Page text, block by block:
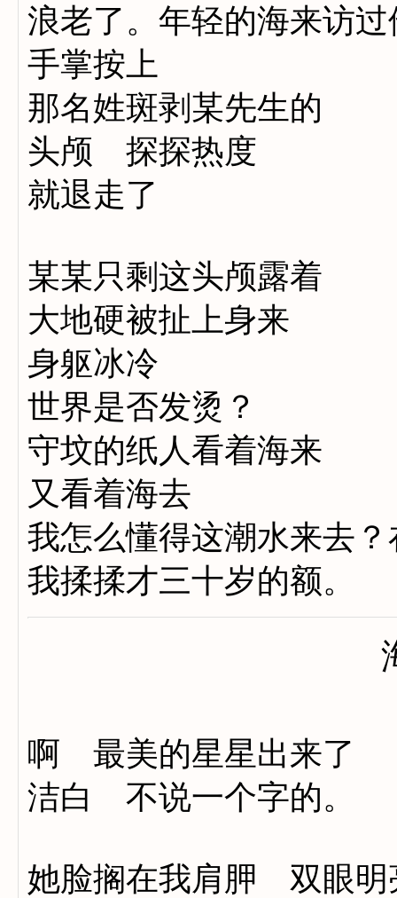
浪老了。年轻的海来访过
手掌按上
那名姓斑剥某先生的
头颅 探探热度
就退走了
某某只剩这头颅露着
大地硬被扯上身来
身躯冰冷
世界是否发烫？
守坟的纸人看着海来
又看着海去
我怎么懂得这潮水来去
我揉揉才三十岁的额。
啊 最美的星星出来了
洁白 不说一个字的。
她脸搁在我肩胛 双眼明